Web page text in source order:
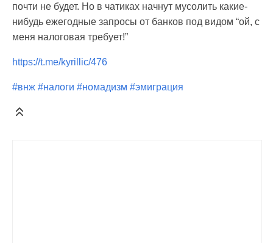
почти не будет. Но в чатиках начнут мусолить какие-
нибудь ежегодные запросы от банков под видом “ой, с
меня налоговая требует!”
https://t.me/kyrillic/476
#внж #налоги #номадизм #эмиграция